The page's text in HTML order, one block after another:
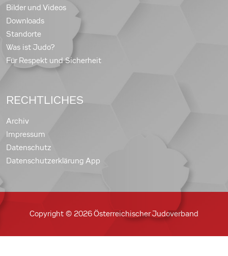
Bilder und Videos
Downloads
Standorte
Was ist Judo?
Für Respekt und Sicherheit
RECHTLICHES
Archiv
Impressum
Datenschutz
Datenschutzerklärung App
Copyright © 2026 Österreichischer Judoverband